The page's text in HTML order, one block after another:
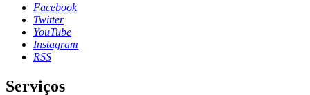
Facebook
Twitter
YouTube
Instagram
RSS
Serviços